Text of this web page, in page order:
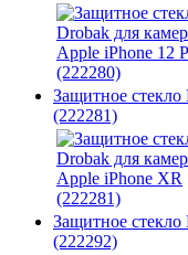
Защитное
(222281)
Защитное
(222292)